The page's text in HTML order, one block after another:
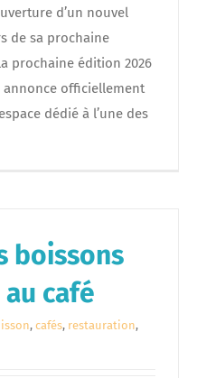
d’un nouvel
de sa prochaine
prochaine édition 2026
annonce officiellement
dédié à l’une des
boissons
café
, cafés, restauration,